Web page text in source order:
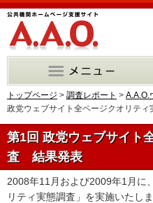
トップページ > 調査レポート > A.A.O.
政党ウェブサイト全ページクオリテ
第1回 政党ウェブサイト
査 結果発表
2008年11月および2009年1月に
リティ実態調査」を実施いたしま